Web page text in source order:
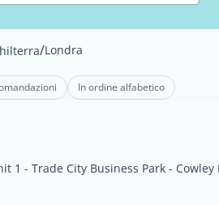
/Londra
In ordine alfabetico